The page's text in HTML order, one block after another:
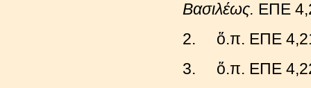
Βασιλέως. ΕΠΕ
2. ὅ.π. ΕΠΕ
3. ὅ.π. ΕΠΕ